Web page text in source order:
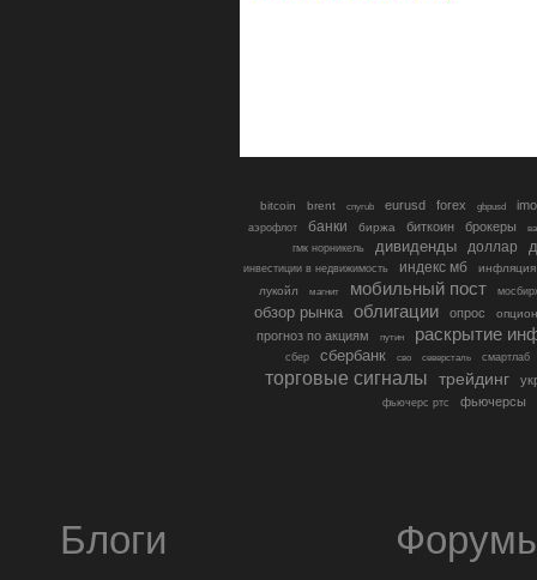
bitcoin brent cnyrub eurusd forex gbpusd
аэрофлот банки биржа биткоин брокеры
гмк норникель
дивиденды доллар
инвестиции в недвижимость индекс мб
инфляция
лукойл
магнит мобильный пост
обзор рынка облигации опрос
прогноз по акциям путин раскрытие
сбер сбербанк сво северсталь смартлаб
торговые сигналы трейдинг
фьючерс ртс фьючерсы
Блоги